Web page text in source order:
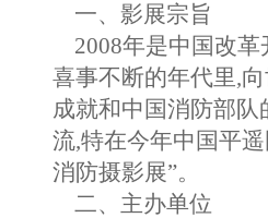
一、影展宗旨
2008年是中国改革
喜事不断的年代里,
成就和中国消防部
流,特在今年中国平
消防摄影展”。
二、主办单位